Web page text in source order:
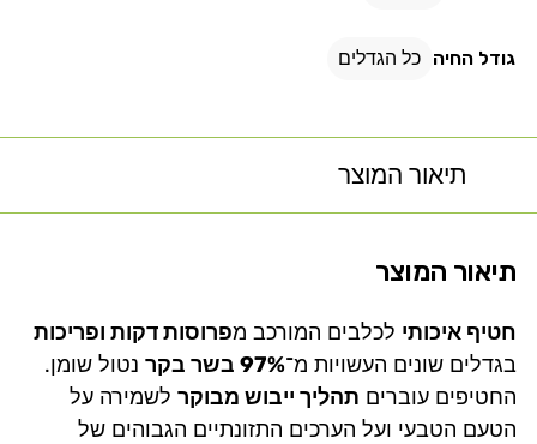
גודל החיה כל הגדלים
תיאור המוצר
תיאור המוצר
חטיף איכותי לכלבים המורכב מפרוסות דקות ופריכות
בגדלים שונים העשויות מ־97% בשר בקר
נטול שומן.
החטיפים עוברים תהליך ייבוש מבוקר לשמירה על
הטעם הטבעי ועל הערכים התזונתיים הגבוהים של